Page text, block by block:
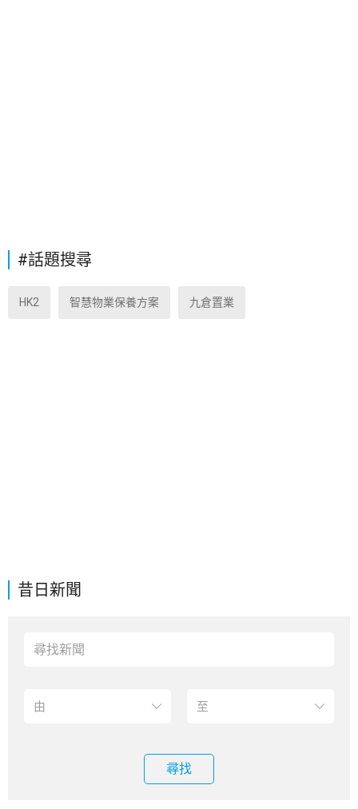
昔日新聞
尋找
#話題搜尋
HK2 智慧物業保養方案 九倉置業